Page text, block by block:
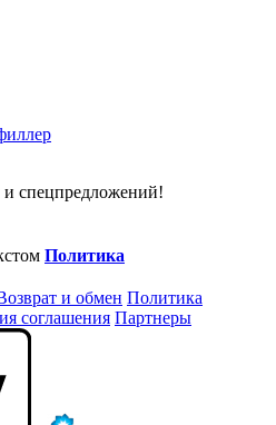
и спецпредложений!
Политика
и обмен Политика
соглашения Партнеры